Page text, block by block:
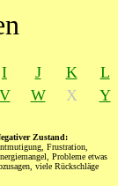
I J K
L
V W X Y
Zustand:
Frustration,
Probleme etwas
viele Rückschläge